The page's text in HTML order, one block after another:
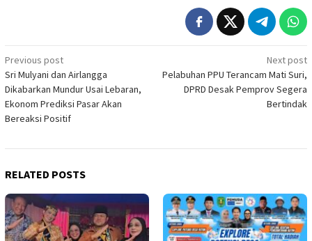
Post
navigation
Previous post
Sri Mulyani dan Airlangga
Dikabarkan Mundur Usai Lebaran,
Ekonom Prediksi Pasar Akan
Bereaksi Positif
Next post
Pelabuhan PPU Terancam Mati Suri,
DPRD Desak Pemprov Segera
Bertindak
RELATED POSTS